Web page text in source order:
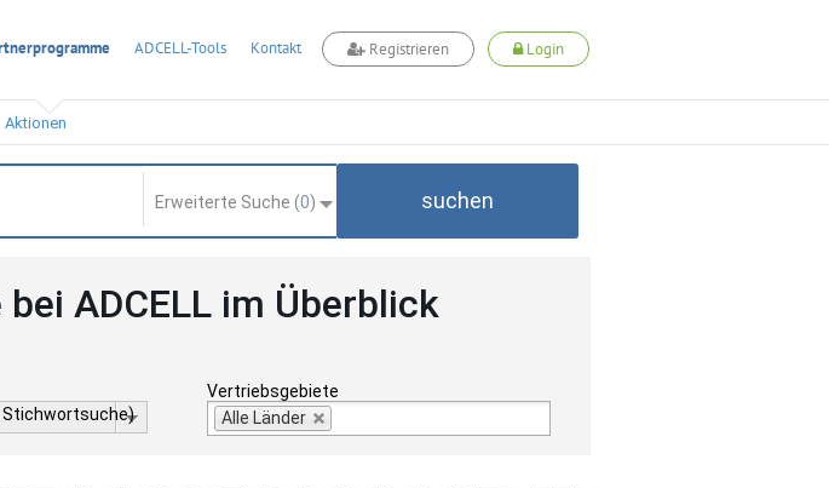
ADCELL-Tools Kontakt Registrieren Login
Aktionen
Erweiterte Suche (0) suchen
ADCELL im Überblick
Stichwortsuche)
Vertriebsgebiete
Alle Länder